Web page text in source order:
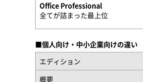
Office Professional
全てが詰まった最上位
■個人向け・中小企業向けの違い
エディション
概要